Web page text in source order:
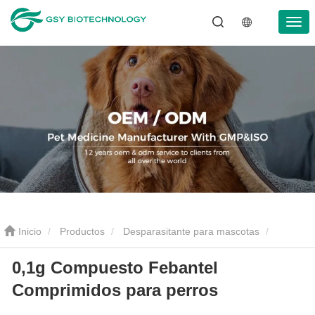
Inicio Productos Desparasitante para mascotas
Tabletas antiparasitarias para mascotas 0,1g Compuesto
Febantel Comprimidos para perros
0,1g Compuesto Febantel
Comprimidos para perros